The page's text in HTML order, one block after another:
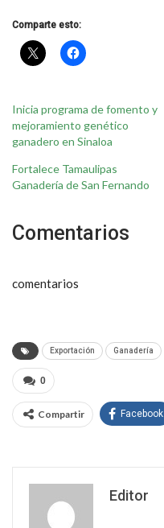
Comparte esto:
Inicia programa de fomento y
mejoramiento genético
ganadero en Sinaloa
Fortalece Tamaulipas
Ganadería de San Fernando
Comentarios
comentarios
Exportación Ganadería
0
Compartir Facebook
Editor